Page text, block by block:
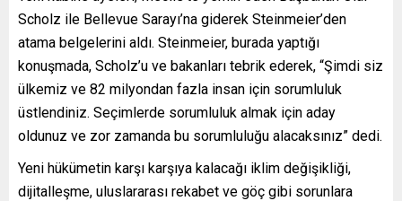
Scholz ile Bellevue Sarayı’na giderek Steinmeier’den
atama belgelerini aldı. Steinmeier, burada yaptığı
konuşmada, Scholz’u ve bakanları tebrik ederek, “Şimdi siz
ülkemiz ve 82 milyondan fazla insan için sorumluluk
üstlendiniz. Seçimlerde sorumluluk almak için aday
oldunuz ve zor zamanda bu sorumluluğu alacaksınız” dedi.
Yeni hükümetin karşı karşıya kalacağı iklim değişikliği,
dijitalleşme, uluslararası rekabet ve göç gibi sorunlara